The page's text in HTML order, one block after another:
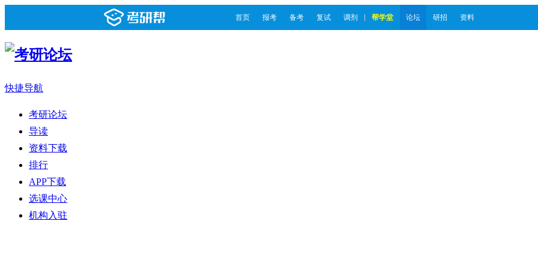
首页 报考 备考 复试 调剂 帮学堂 论坛 研招 资料
快捷导航
考研论坛
导读
资料下载
排行
APP下载
选课中心
机构入驻